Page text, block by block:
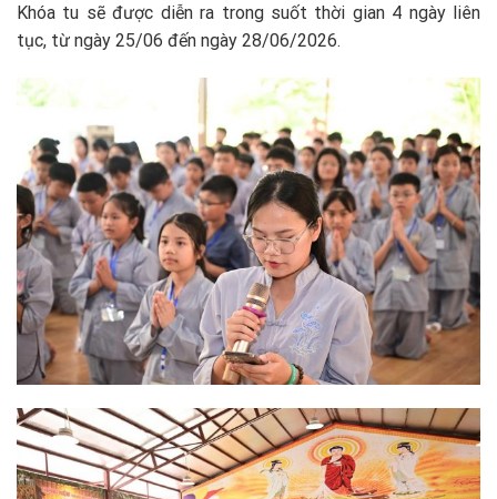
Khóa tu sẽ được diễn ra trong suốt thời gian 4 ngày liên
tục, từ ngày 25/06 đến ngày 28/06/2026.